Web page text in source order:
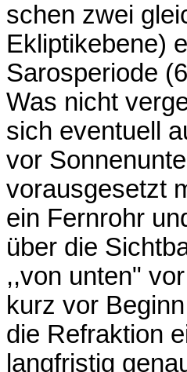
schen zwei
Ekliptikebene)
Sarosperiode
Was nicht
sich eventuell
vor
vorausgesetzt
ein Fernrohr
über die
,,von unten"
kurz vor
die Refraktion
langfristig